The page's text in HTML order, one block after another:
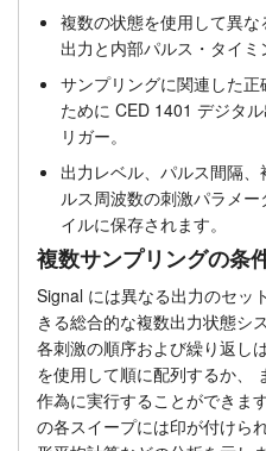
複数の状態を使用して異
出力と内部パルス・タイミ
サンプリングに関連した
ために CED 1401 デジタ
リガー。
出力レベル、パルス間隔
ルス周波数の刺激パラメ
イルに保存されます。
複数サンプリングの条
Signal には異なる出力のセッ
きる総合的な複数出力状態シ
各刺激の順序および繰り返し
を使用して順に配列するか、
作為に実行することができま
の各スイープには印が付けら